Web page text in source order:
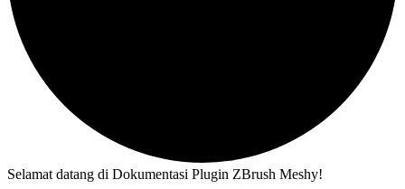
Selamat datang di Dokumentasi Plugin ZBrush Meshy!